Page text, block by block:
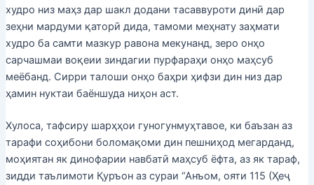
худро низ маҳз дар шакл додани тасаввуроти динӣ дар
зеҳни мардуми қаторӣ дида, тамоми меҳнату заҳмати
худро ба самти мазкур равона мекунанд, зеро онҳо
сарчашмаи воқеии зиндагии пурфараҳи онҳо маҳсуб
меёбанд. Сирри талоши онҳо баҳри ҳифзи дин низ дар
ҳамин нуктаи баёншуда ниҳон аст.
Хулоса, тафсиру шарҳҳои гуногунмуҳтавое, ки баъзан аз
тарафи соҳибони боломақоми дин пешниҳод мегарданд,
моҳиятан як динофарии навбатӣ маҳсуб ёфта, аз як тараф,
зидди таълимоти Қуръон аз сураи “Анъом, ояти 115 (Ҳеҷ